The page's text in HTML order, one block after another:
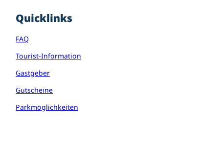
r
a
o
k
e
s
Quicklinks
FAQ
Tourist-Information
Gastgeber
Gutscheine
Parkmöglichkeiten